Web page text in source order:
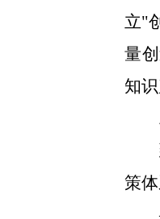
立"
量
知
策